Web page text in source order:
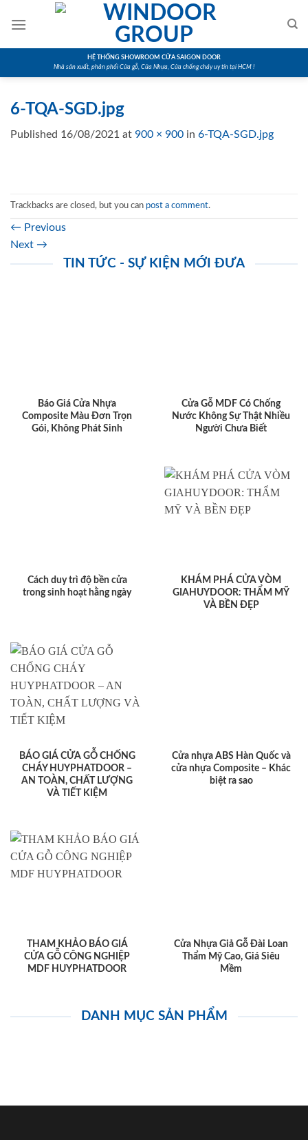
HỆ THỐNG SHOWROOM CỬA SAIGON DOOR
Nhà sản xuất, phân phối Cửa gỗ, Cửa Nhựa, Cửa chống cháy uy tín tại HCM !
6-TQA-SGD.jpg
Published 16/08/2021 at 900 × 900 in 6-TQA-SGD.jpg
Trackbacks are closed, but you can post a comment.
← Previous
Next →
TIN TỨC - SỰ KIỆN MỚI ĐƯA
Báo Giá Cửa Nhựa
Composite Màu Đơn Trọn
Gói, Không Phát Sinh
Cửa Gỗ MDF Có Chống
Nước Không Sự Thật Nhiều
Người Chưa Biết
Cách duy trì độ bền cửa
trong sinh hoạt hằng ngày
KHÁM PHÁ CỬA VÒM
GIAHUYDOOR: THẨM MỸ
VÀ BỀN ĐẸP
BÁO GIÁ CỬA GỖ CHỐNG
CHÁY HUYPHATDOOR –
AN TOÀN, CHẤT LƯỢNG
VÀ TIẾT KIỆM
Cửa nhựa ABS Hàn Quốc và
cửa nhựa Composite – Khác
biệt ra sao
THAM KHẢO BÁO GIÁ
CỬA GỖ CÔNG NGHIỆP
MDF HUYPHATDOOR
Cửa Nhựa Giả Gỗ Đài Loan
Thẩm Mỹ Cao, Giá Siêu
Mềm
DANH MỤC SẢN PHẨM